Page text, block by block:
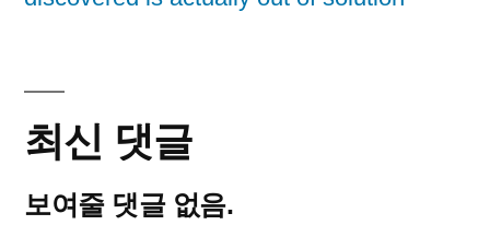
최신 댓글
보여줄 댓글 없음.